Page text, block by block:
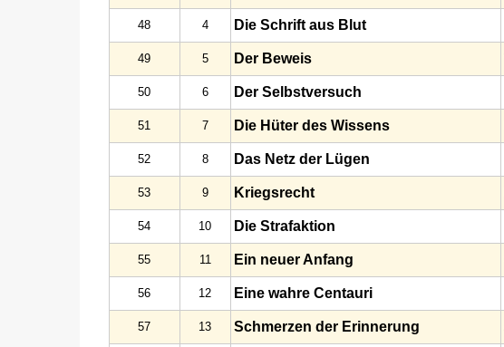
48 4 Die Schrift aus Blut
49 5 Der Beweis
50 6 Der Selbstversuch
51 7 Die Hüter des Wissens
52 8 Das Netz der Lügen
53 9 Kriegsrecht
54 10 Die Strafaktion
55 11 Ein neuer Anfang
56 12 Eine wahre Centauri
57 13 Schmerzen der Erinnerung